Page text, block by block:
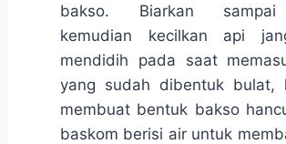
bakso. Biarkan sampai
kemudian kecilkan api
mendidih pada saat
yang sudah dibentuk bulat,
membuat bentuk bakso
baskom berisi air untuk